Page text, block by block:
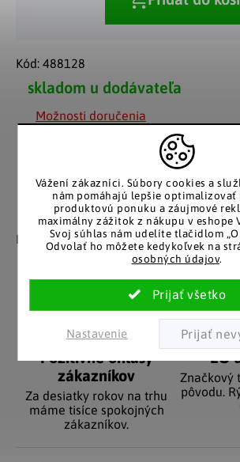
Vážení zákazníci. Súbory cookies a
nám pomáhajú lepšie optimalizovať
produktovú ponuku a záujmové
maximálny zážitok z nákupu v eshope
Svoj súhlas nám udelíte tlačidlom
Odvolať ho môžete kedykoľvek na
osobných údajov.
Nastavenie
skladom u dodávateľa
Možnosti doručenia
Kód: 488128
Záruka spokojnosti
Nakupujete bez obáv, férové
​​konanie v každej situácii.
Pozitívne ohlasy
zákazníkov
Za desiatky rokov na trhu
máme tisíce spokojných
zákazníkov.
EÚ
Značkový
pôvodu.